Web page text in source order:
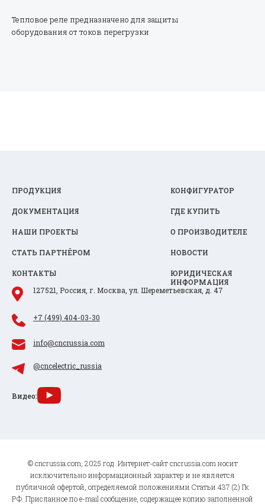
Тепловое реле предназначено для защиты
оборудования от токов перегрузки
ПРОДУКЦИЯ КОНФИГУРАТОР
ДОКУМЕНТАЦИЯ ГДЕ КУПИТЬ
НАШИ ПРОЕКТЫ О ПРОИЗВОДИТЕЛЕ
СТАТЬ ПАРТНЁРОМ НОВОСТИ
КОНТАКТЫ
ЮРИДИЧЕСКАЯ
ИНФОРМАЦИЯ
127521, Россия, г. Москва, ул. Шереметьевская, д. 47
+7 (499) 404-03-30
info@cncrussia.com
@cncelectric_russia
Видео:
© cncrussia.com, 2025 год. Интернет-сайт cncrussia.com носит
исключительно информационный характер и не является
публичной офертой, определяемой положениями Статьи 437 (2) Гк
РФ. Присланное по e-mail сообщение, содержащее копию заполненной